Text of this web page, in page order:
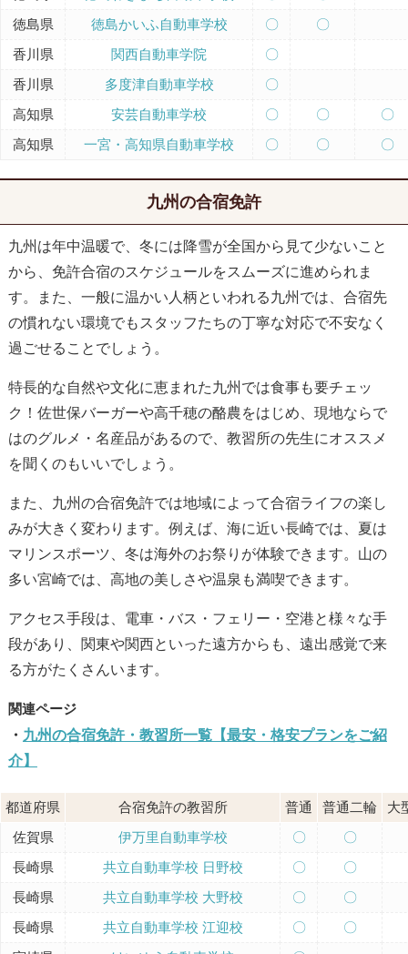
徳島県
徳島かいふ自動車学校 〇
〇
香川県
関西自動車学院
〇
香川県
多度津自動車学校
〇
高知県
安芸自動車学校 〇 〇
〇
高知県
一宮・高知県自動車学校 〇 〇 〇
九州の合宿免許
九州は年中温暖で、冬には降雪が全国から見て少ないこと
から、免許合宿のスケジュールをスムーズに進められま
す。また、一般に温かい人柄といわれる九州では、合宿先
の慣れない環境でもスタッフたちの丁寧な対応で不安なく
過ごせることでしょう。
特長的な自然や文化に恵まれた九州では食事も要チェッ
ク！佐世保バーガーや高千穂の酪農をはじめ、現地ならで
はのグルメ・名産品があるので、教習所の先生にオススメ
を聞くのもいいでしょう。
また、九州の合宿免許では地域によって合宿ライフの楽し
みが大きく変わります。例えば、海に近い長崎では、夏は
マリンスポーツ、冬は海外のお祭りが体験できます。山の
多い宮崎では、高地の美しさや温泉も満喫できます。
アクセス手段は、電車・バス・フェリー・空港と様々な手
段があり、関東や関西といった遠方からも、遠出感覚で来
る方がたくさんいます。
九州の合宿免許・教習所一覧【最安・格安プランをご紹
介】
都道府県 合宿免許の教習所 普通 普通二輪
大
佐賀県
伊万里自動車学校 〇 〇
長崎県
共立自動車学校 日野校 〇 〇
長崎県
共立自動車学校 大野校 〇
〇
長崎県
共立自動車学校 江迎校 〇
〇